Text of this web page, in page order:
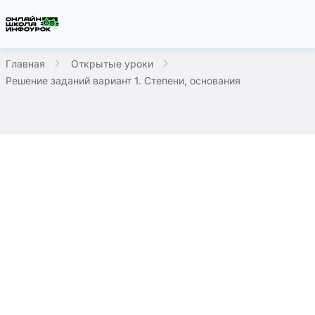
Главная
Открытые уроки
Решение заданий вариант 1. Степени, основания